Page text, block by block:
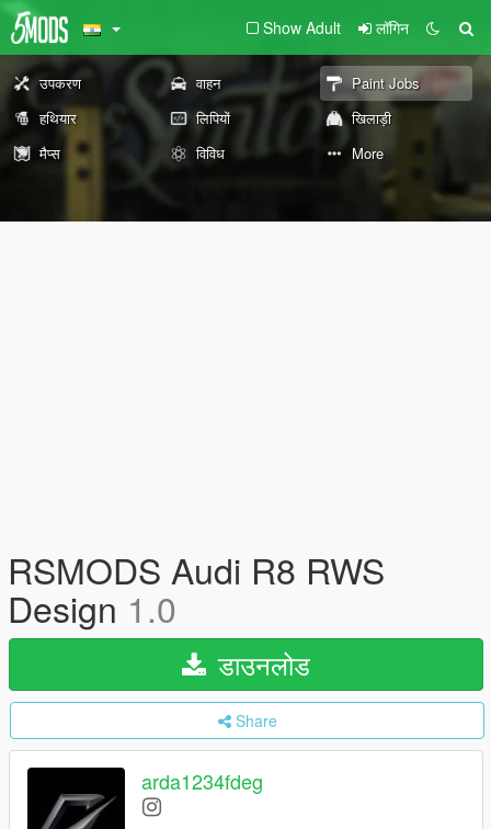
Show Adult लॉगिन
उपकरण वाहन
Paint Jobs
हथियार
लिपियों
खिलाड़ी
मैप्स
विविध More
RSMODS Audi R8 RWS
Design 1.0
डाउनलोड
Share
arda1234fdeg